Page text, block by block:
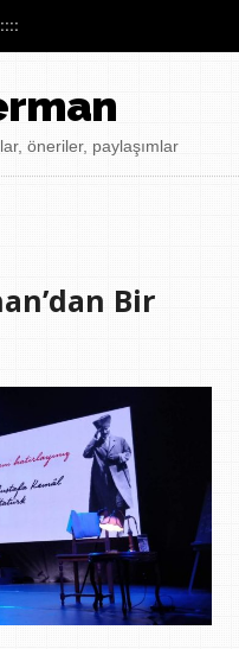
öneriler, paylaşımlar
Bir